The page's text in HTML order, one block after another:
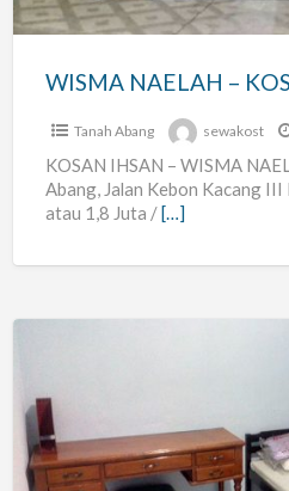
Tanah Abang sewakost
KOSAN IHSAN – WISMA
Abang, Jalan Kebon Kacang
atau 1,8 Juta /[…]
Ibu
Rita
Kebon